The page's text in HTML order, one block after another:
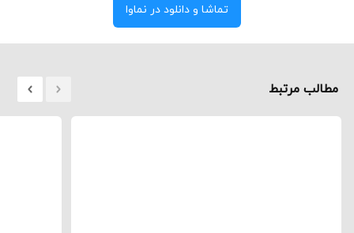
تماشا و دانلود در نماوا
مطالب مرتبط